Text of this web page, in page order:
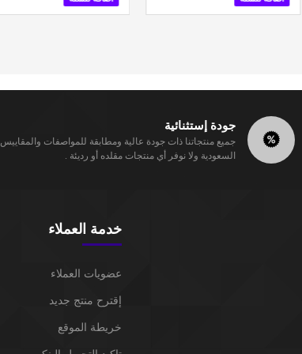
جودة إستثنائية
جميع منتجاتنا ذات جودة عالية ومطابقة للمواصفات والمقاييس
السعودية ولا نوفر أي منتجات مقلده أو رديئة .
خدمة العملاء
عضويات العملاء
إقترح منتج جديد
خريطة الموقع